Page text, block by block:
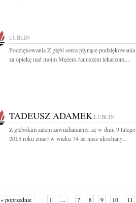
LUBLIN
Podziękowania Z głębi serca płynące podziękowania
za opiekę nad moim Mężem Januszem lekarzom,...
TADEUSZ ADAMEK LUBLIN
Z głębokim żalem zawiadamiamy, że w dniu 9 lutego
2015 roku zmarł w wieku 74 lat nasz ukochany...
« poprzednie 1 ... 7 8 9 10 11